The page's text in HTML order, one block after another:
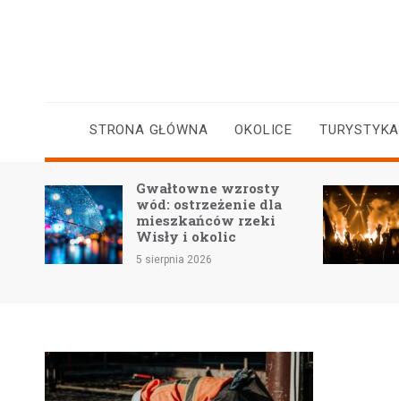
STRONA GŁÓWNA OKOLICE TURYSTYKA
Gwałtowne wzrosty
wód: ostrzeżenie dla
mieszkańców rzeki
Wisły i okolic
5 sierpnia 2026